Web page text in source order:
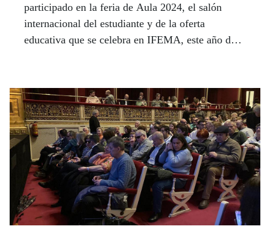
participado en la feria de Aula 2024, el salón
internacional del estudiante y de la oferta
educativa que se celebra en IFEMA, este año del
Técnico en Emergencias Sanitarias y el de Grado
Superior en Formación para la Movilidad Segura
y Sostenible.